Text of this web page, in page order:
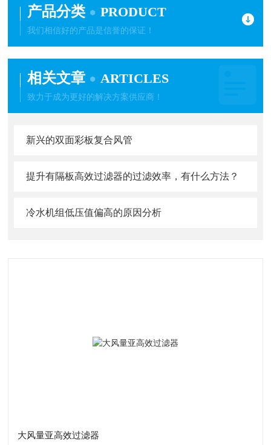
产品分类 PRODUCT
我们相信好的产品是信誉的保证！
相关文章 ARTICLES
致力于成为更好的解决方案供应商！
新兴的双面彩板复合风管
提升有隔板高效过滤器的过滤效率，有什么方法？
冷水机组低压值偏高的原因分析
大风量亚高效过滤器